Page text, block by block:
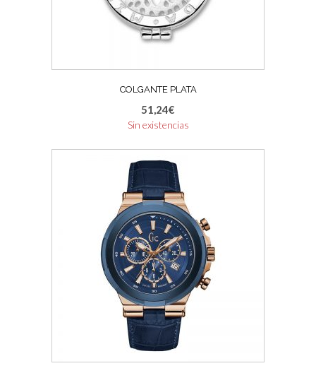
COLGANTE PLATA
51,24€
Sin existencias